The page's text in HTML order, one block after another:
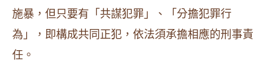
施暴，但只要有「共謀犯罪」、「分擔犯罪行
為」，即構成共同正犯，依法須承擔相應的刑事責
任。